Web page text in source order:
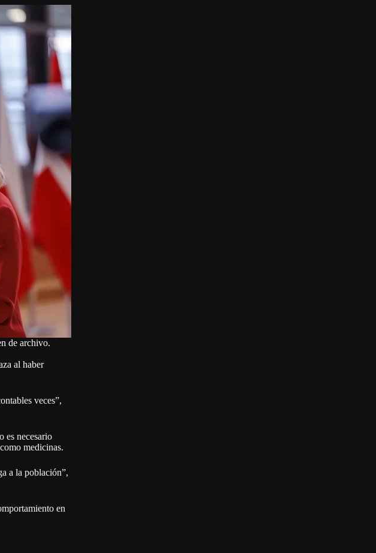
de archivo.
al haber
veces”,
es necesario
medicinas.
a la población”,
en